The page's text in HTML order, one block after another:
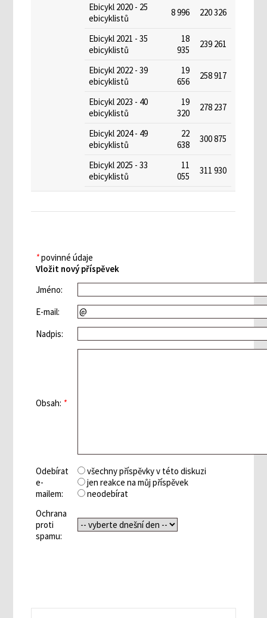
Ebicykl 2020 - 25
ebicyklistů
8 996 220 326
Ebicykl 2021 - 35
ebicyklistů
18
935
239 261
Ebicykl 2022 - 39
ebicyklistů
19
656
258 917
Ebicykl 2023 - 40
ebicyklistů
19
320
278 237
Ebicykl 2024 - 49
ebicyklistů
22
638
300 875
Ebicykl 2025 - 33
ebicyklistů
11
055
311 930
*povinné údaje
Vložit nový příspěvek
Jméno:
E-mail:
Nadpis:
Obsah: *
Odebírat
e-
mailem:
všechny příspěvky v této diskuzi
jen reakce na můj příspěvek
neodebírat
Ochrana
proti
spamu: